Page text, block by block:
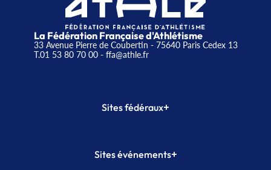
La Fédération Française d'Athlétisme
33 Avenue Pierre de Coubertin - 75640 Paris Cedex 13
T.01 53 80 70 00- ffa@athle.fr
Sites fédéraux+
Plateforme Formation
Sites événements+